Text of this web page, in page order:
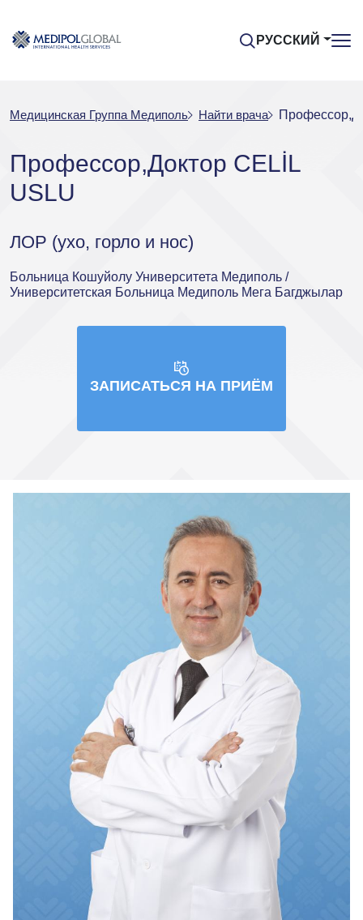
РУССКИЙ
Медицинская Группа Медиполь Найти врача
Профессор,Доктор CELİL
USLU
ЛОР (ухо, горло и нос)
Больница Кошуйолу Университета Медиполь /
Университетская Больница Медиполь Мега Багджылар
ЗАПИСАТЬСЯ НА ПРИЁМ